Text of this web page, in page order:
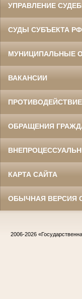
УПРАВЛЕНИЕ
СУДЫ СУБЪЕКТА РФ
МУНИЦИПАЛЬНЫЕ
ВАКАНСИИ
ОБРАЩЕНИЯ
КАРТА САЙТА
ОБЫЧНАЯ ВЕРСИЯ
2006-2026